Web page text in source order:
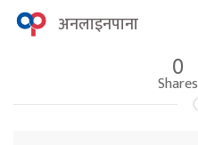
अनलाइनपाना
0
Shares